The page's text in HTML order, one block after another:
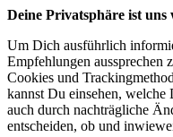
Deine Privatsphäre ist uns
Um Dich ausführlich
Empfehlungen aussprechen
Cookies und
kannst Du einsehen, welche
auch durch nachträgliche
entscheiden, ob und